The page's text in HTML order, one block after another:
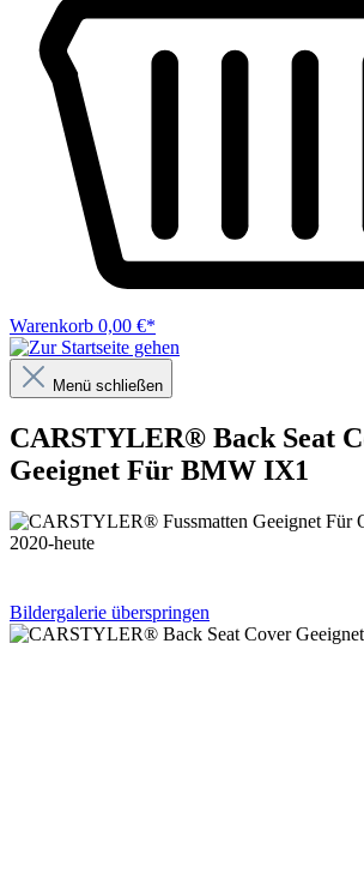
Warenkorb 0,00 €*
Menü schließen
CARSTYLER® Back Seat
Geeignet Für BMW IX1
Bildergalerie überspringen